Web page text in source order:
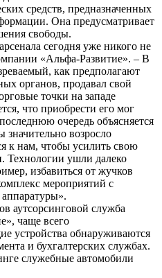
средств, предназначенных
Она предусматривает
свободы.
сегодня уже никого не
«Альфа-Развитие». – В
как предполагают
органов, продавал свой
точки на западе
что приобрести его мог
очередь объясняется
значительно возросло
к нам, чтобы усилить свою
Технологии ушли далеко
избавиться от жучков
мероприятий с
аутсорсинговой служба
чаще всего
устройства обнаруживаются
и бухгалтерских службах.
служебные автомобили